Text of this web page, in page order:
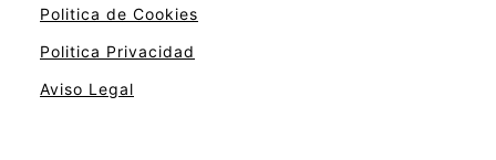
Politica de Cookies
Politica Privacidad
Aviso Legal